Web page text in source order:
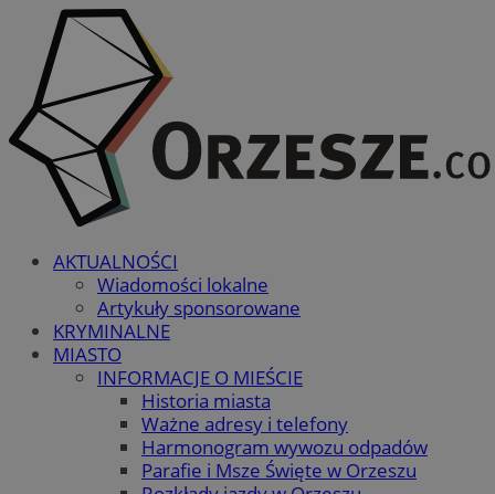
AKTUALNOŚCI
Wiadomości lokalne
Artykuły sponsorowane
KRYMINALNE
MIASTO
INFORMACJE O MIEŚCIE
Historia miasta
Ważne adresy i telefony
Harmonogram wywozu odpadów
Parafie i Msze Święte w Orzeszu